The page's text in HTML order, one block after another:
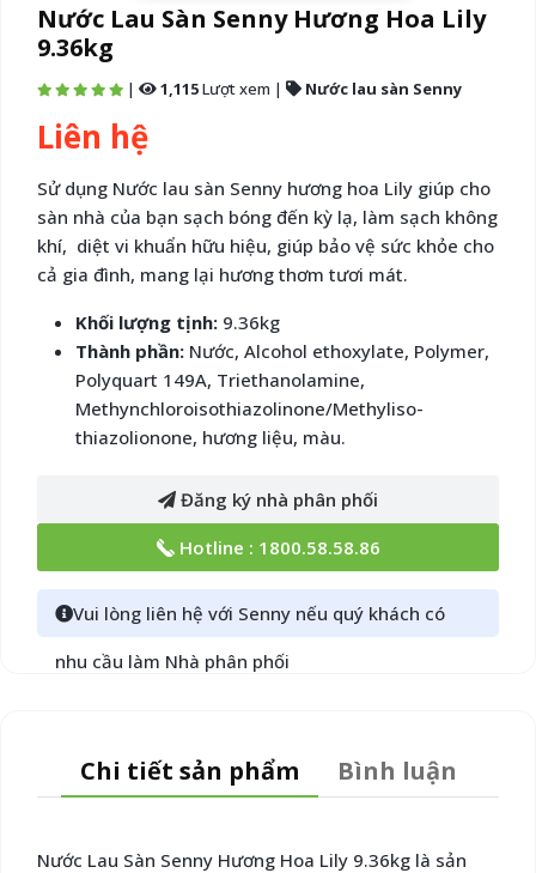
Nước Lau Sàn Senny Hương Hoa Lily
9.36kg
| 1,115Lượt xem | Nước lau sàn Senny
Liên hệ
Sử dụng Nước lau sàn Senny hương hoa Lily giúp cho
sàn nhà của bạn sạch bóng đến kỳ lạ, làm sạch không
khí, diệt vi khuẩn hữu hiệu, giúp bảo vệ sức khỏe cho
cả gia đình, mang lại hương thơm tươi mát.
Khối lượng tịnh: 9.36kg
Thành phần: Nước, Alcohol ethoxylate, Polymer,
Polyquart 149A, Triethanolamine,
Methynchloroisothiazolinone/Methyliso-
thiazolionone, hương liệu, màu.
Đăng ký nhà phân phối
Hotline : 1800.58.58.86
Vui lòng liên hệ với Senny nếu quý khách có
nhu cầu làm Nhà phân phối
Chi tiết sản phẩm Bình luận
Nước Lau Sàn Senny Hương Hoa Lily 9.36kg là sản